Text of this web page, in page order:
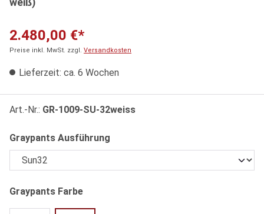
2.480,00 €*
Preise inkl. MwSt. zzgl. Versandkosten
Lieferzeit: ca. 6 Wochen
Art.-Nr.: GR-1009-SU-32weiss
Graypants Ausführung
Graypants Farbeauswählen